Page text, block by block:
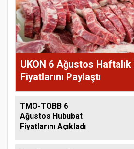
UKON 6 Ağustos Haftalık
Fiyatlarını Paylaştı
TMO-TOBB 6
Ağustos Hububat
Fiyatlarını Açıkladı